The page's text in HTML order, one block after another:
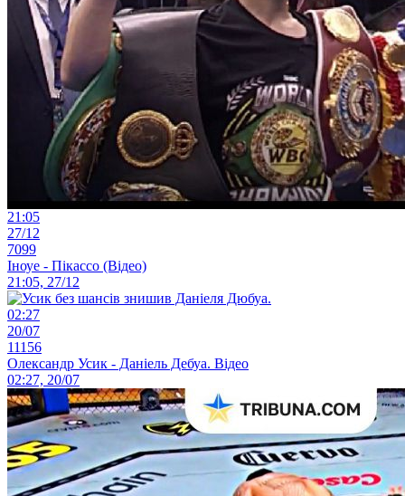
21:05
27/12
7099
Іноуе - Пікассо (Відео)
21:05, 27/12
02:27
20/07
11156
Олександр Усик - Даніель Дебуа. Відео
02:27, 20/07